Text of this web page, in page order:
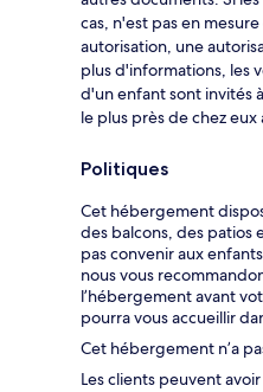
cas, n'est pas en
autorisation, une
plus d'informations, les
d'un enfant sont invités
le plus près de chez
Politiques
Cet hébergement
des balcons, des patios
pas convenir aux
nous vous
l’hébergement avant
pourra vous accueillir
Cet hébergement n’a
Les clients peuvent